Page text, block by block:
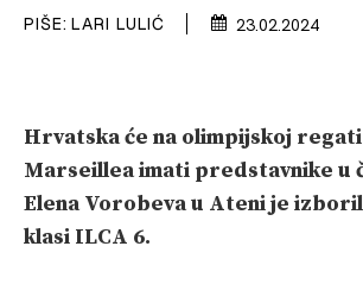
PRETPLATA
SHOP
PIŠE: LARI LULIĆ 23.02.2024
Hrvatska će na olimpijskoj
Marseillea imati predstavnike u
Elena Vorobeva u Ateni je
klasi ILCA 6.